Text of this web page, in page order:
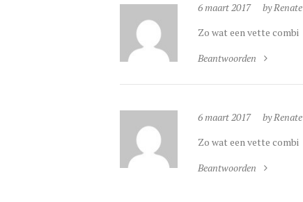
6 maart 2017
by Renate
Zo wat een vette combi
Beantwoorden
6 maart 2017
by Renate
Zo wat een vette combi
Beantwoorden